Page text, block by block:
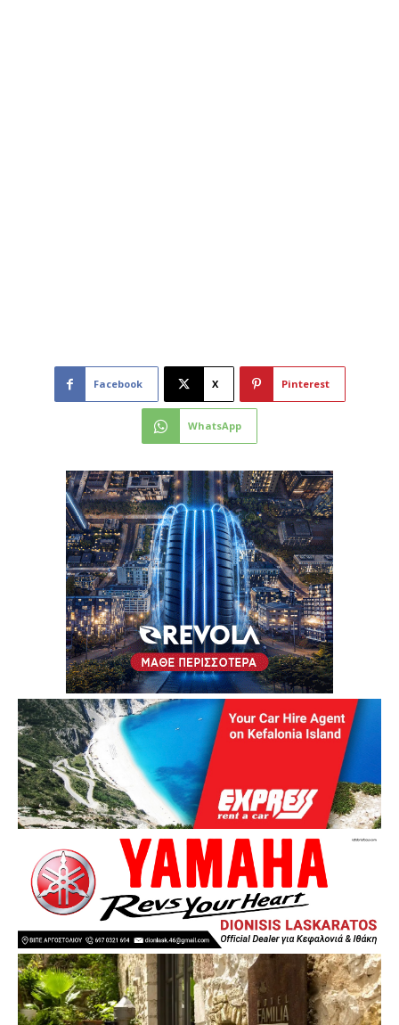
Facebook X Pinterest
WhatsApp